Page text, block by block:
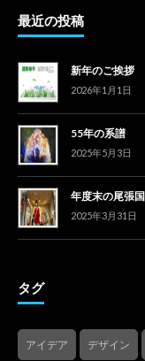
最近の投稿
新年のご挨拶
2026年1月1日
55年の系譜
2025年5月3日
年度末の尾張国
2025年3月31日
タグ
アイデア デザイン